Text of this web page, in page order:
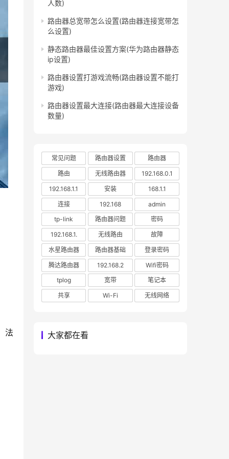
人数)
路由器总宽带怎么设置(路由器连接宽带怎
么设置)
静态路由器最佳设置方案(华为路由器静态
ip设置)
路由器设置打游戏流畅(路由器设置不能打
游戏)
路由器设置最大连接(路由器最大连接设备
数量)
常见问题 路由器设置
路由器
路由
无线路由器
192.168.0.1
192.168.1.1
安装
168.1.1
连接
192.168
admin
tp-link
路由器问题
密码
192.168.1.
无线路由
故障
水星路由器
路由器基础
登录密码
腾达路由器
192.168.2
Wifi密码
tplog
宽带
笔记本
共享
Wi-Fi 无线网络
大家都在看